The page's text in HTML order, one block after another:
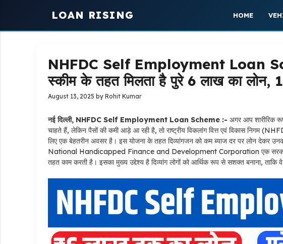
LOAN RISING HOME
NHFDC Self Employment Loan
स्कीम के तहत मिलता है पुरे 6 लाख का लोन,
August 13, 2025 by Rohit Kumar
नई दिल्ली, NHFDC Self Employment Loan Scheme :- अगर आप शारीरिक
चाहते हैं, लेकिन पैसों की कमी आड़े आ रही है, तो राष्ट्रीय विकलांग वित्त एवं विकास
लिए एक बेहतरीन अवसर है। इस योजना के तहत दिव्यांगजन को कम ब्याज दर पर लोन देकर
National Handicapped Finance and Development Corporation एक सरकारी
तहत काम करती है। इसका मुख्य उद्देश्य है दिव्यांग लोगों को आर्थिक रूप से सशक्त बनाना,